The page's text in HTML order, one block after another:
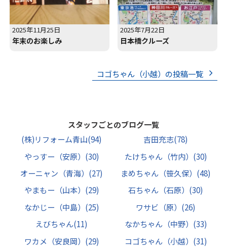
2025年11月25日
年末のお楽しみ
2025年7月22日
日本橋クルーズ
コゴちゃん（小越）の投稿一覧
スタッフごとのブログ一覧
(株)リフォーム青山(94) 吉田充志(78)
やっすー（安原） (30) たけちゃん（竹内） (30)
オーニャン（青海） (27) まめちゃん（笹久保） (48)
やまもー（山本） (29) 石ちゃん（石原） (30)
なかじー（中島） (25) ワサビ（原） (26)
えびちゃん(11) なかちゃん（中野） (33)
ワカメ（安良岡） (29) コゴちゃん（小越） (31)